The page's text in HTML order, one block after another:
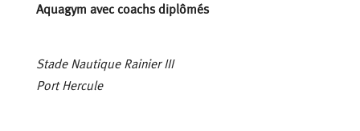
Aquagym avec coachs diplômés
Stade Nautique Rainier III
Port Hercule